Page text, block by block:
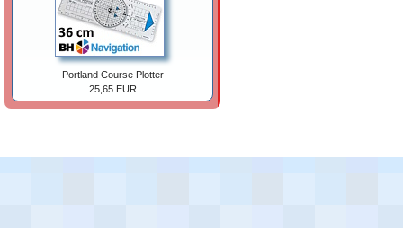
Portland Course Plotter
25,65 EUR